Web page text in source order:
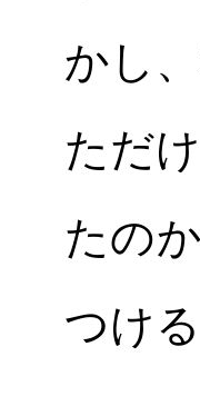
かし
ただ
たの
つけ